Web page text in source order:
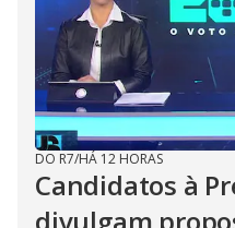
DO R7/HÁ 12 HORAS
Candidatos à